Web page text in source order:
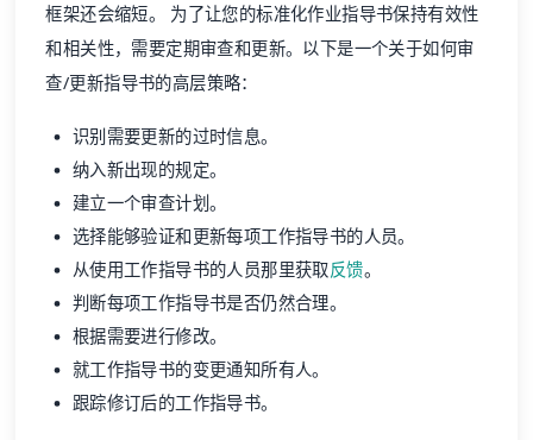
框架还会缩短。 为了让您的标准化作业指导书保持有效性
和相关性，需要定期审查和更新。以下是一个关于如何审
查/更新指导书的高层策略：
识别需要更新的过时信息。
纳入新出现的规定。
建立一个审查计划。
选择能够验证和更新每项工作指导书的人员。
从使用工作指导书的人员那里获取反馈。
判断每项工作指导书是否仍然合理。
根据需要进行修改。
就工作指导书的变更通知所有人。
跟踪修订后的工作指导书。